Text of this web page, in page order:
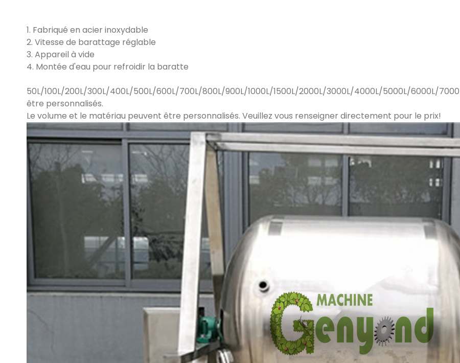
1. Fabriqué en acier inoxydable
2. Vitesse de barattage réglable
3. Appareil à vide
4. Montée d'eau pour refroidir la baratte
50L/100L/200L/300L/400L/500L/600L/700L/800L/900L/1000L/1500L/2000L/3000L/4000L/5000L/6000L/
être personnalisés.
Le volume et le matériau peuvent être personnalisés. Veuillez vous renseigner directement pour le prix!